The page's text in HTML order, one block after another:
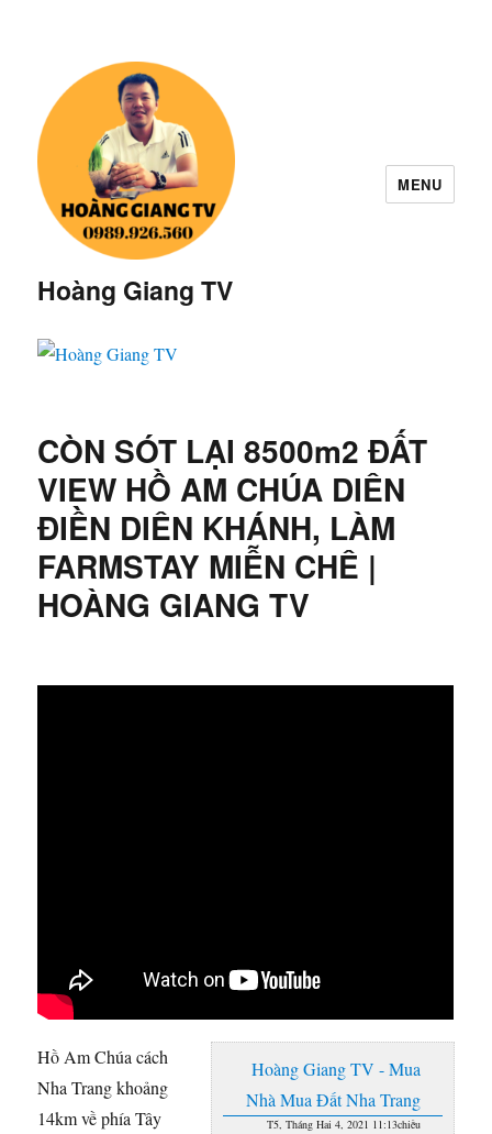
Hoàng Giang TV
MENU
CÒN SÓT LẠI 8500m2 ĐẤT
VIEW HỒ AM CHÚA DIÊN
ĐIỀN DIÊN KHÁNH, LÀM
FARMSTAY MIỄN CHÊ |
HOÀNG GIANG TV
Hoàng Giang TV - Mua
Nhà Mua Đất Nha Trang
T5, Tháng Hai 4, 2021 11:13chiều
Hồ Am Chúa cách
Nha Trang khoảng
14km về phía Tây